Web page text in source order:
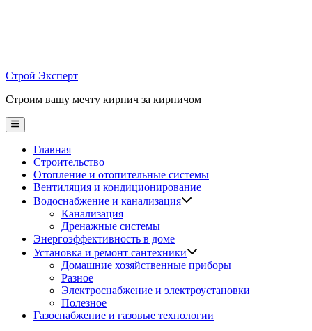
Строй Эксперт
Строим вашу мечту кирпич за кирпичом
Main
Menu
Главная
Строительство
Отопление и отопительные системы
Вентиляция и кондиционирование
Водоснабжение и канализация
Канализация
Дренажные системы
Энергоэффективность в доме
Установка и ремонт сантехники
Домашние хозяйственные приборы
Разное
Электроснабжение и электроустановки
Полезное
Газоснабжение и газовые технологии